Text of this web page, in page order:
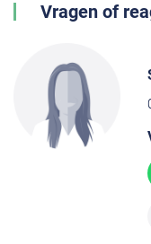
Vragen of